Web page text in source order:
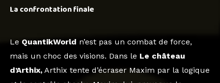
La confrontation finale
Le QuantikWorld n’est pas un combat de force,
mais un choc des visions. Dans le Le château
d’Arthix, Arthix tente d’écraser Maxim par la logique